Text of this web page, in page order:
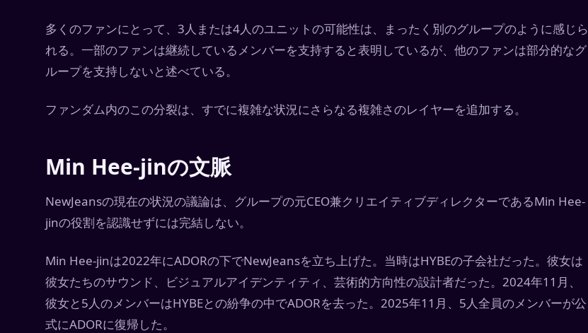
多くのファンにとって、3人または4人のユニットの可能性は、まったく別のグループのように感じら
れる。一部のファンは継続しているメンバーを支持すると表明しているが、他のファンは部分的なグ
ループを支持しないと述べている。
ファンダム内のこの分裂は、すでに複雑な状況にさらなる複雑さのレイヤーを追加する。
Min Hee-jinの文脈
NewJeansの現在の状況の議論は、グループの元CEO兼クリエイティブディレクターであるMin Hee-
jinの役割を認識せずには完結しない。
Min Hee-jinは2022年にADORの下でNewJeansを立ち上げた。当時はHYBEの子会社だった。彼女は
彼女たちのサウンド、ビジュアルアイデンティティ、芸術的方向性の設計者だった。2024年11月、
彼女と5人のメンバーはHYBEとの紛争の中でADORを去った。2025年11月、5人全員のメンバーが公
式にADORに復帰した。